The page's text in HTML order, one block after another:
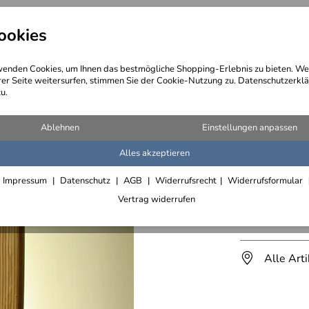
Cookies, um Ihnen das bestmögliche Shopping-Erlebnis zu bieten.
Seite weitersurfen, stimmen Sie der Cookie-Nutzung zu.
Ablehnen Einstellungen anpassen
Alles akzeptieren
Impressum Datenschutz AGB Widerrufsrecht
Widerrufsformular
Vertrag widerrufen
Wegebeschreibung @
Zusätzliche
Lieferfrist
Alle